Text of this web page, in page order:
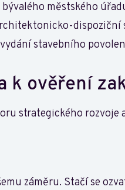
městského
stavebního
k ověření
strategického rozvoje
záměru. Stačí se